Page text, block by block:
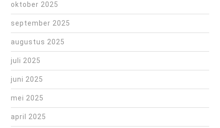
oktober 2025
september 2025
augustus 2025
juli 2025
juni 2025
mei 2025
april 2025